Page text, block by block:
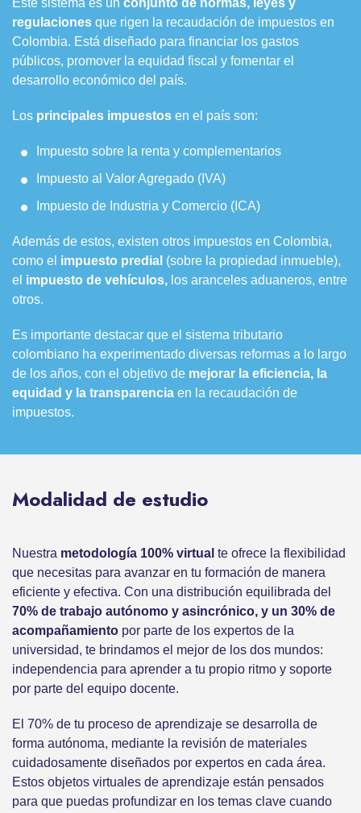
Este sistema es un conjunto de normas, leyes y
regulaciones que rigen la recaudación de impuestos en
Colombia. Está diseñado para financiar los gastos
públicos, promover la equidad fiscal y fomentar el
desarrollo económico del país.
Los principales impuestos en el país son:
Impuesto sobre la renta y complementarios
Impuesto al Valor Agregado (IVA)
Impuesto de Industria y Comercio (ICA)
Además de estos, existen otros impuestos en Colombia,
como el impuesto predial (sobre la propiedad inmueble),
el impuesto de vehículos, los aranceles aduaneros, entre
otros.
Es importante destacar que el sistema tributario
colombiano ha experimentado diversas reformas a lo largo
de los años, con el objetivo de mejorar la eficiencia, la
equidad y la transparencia en la recaudación de
impuestos.
Modalidad de estudio
Nuestra metodología 100% virtual te ofrece la flexibilidad
que necesitas para avanzar en tu formación de manera
eficiente y efectiva. Con una distribución equilibrada del
70% de trabajo autónomo y asincrónico, y un 30% de
acompañamiento por parte de los expertos de la
universidad, te brindamos el mejor de los dos mundos:
independencia para aprender a tu propio ritmo y soporte
por parte del equipo docente.
El 70% de tu proceso de aprendizaje se desarrolla de
forma autónoma, mediante la revisión de materiales
cuidadosamente diseñados por expertos en cada área.
Estos objetos virtuales de aprendizaje están pensados
para que puedas profundizar en los temas clave cuando